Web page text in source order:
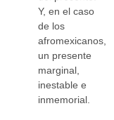
Y, en el caso
de los
afromexicanos,
un presente
marginal,
inestable e
inmemorial.